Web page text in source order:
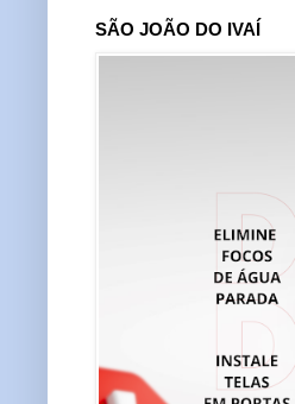
SÃO JOÃO DO IVAÍ